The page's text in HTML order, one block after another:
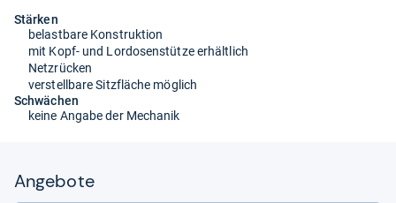
Stärken
belastbare Konstruktion
mit Kopf- und Lordosenstütze erhältlich
Netzrücken
verstellbare Sitzfläche möglich
Schwächen
keine Angabe der Mechanik
Angebote